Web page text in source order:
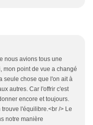
nous avions tous une
mon point de vue a changé
seule chose que l'on ait à
autres. Car l'offrir c'est
encore et toujours.
l'équilibre.<br /> Le
notre manière